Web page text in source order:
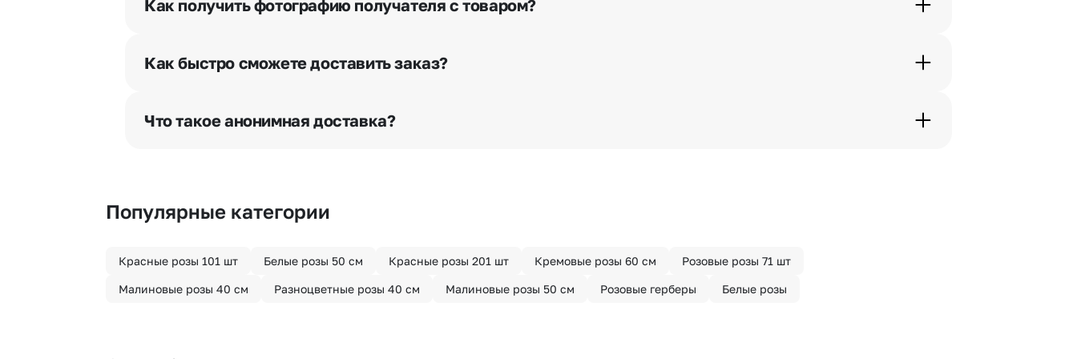
Как получить фотографию получателя с товаром?
разрешения получателя, после чего высылается заказчику на указанный им почтовый адрес в срок от 1 до 3 дней. Услуга
бесплатная.
Как быстро сможете доставить заказ?
часа после оформления заказа.
Что такое анонимная доставка?
Популярные категории
Красные розы 101 шт Белые розы 50 см Красные розы 201 шт Кремовые розы 60 см Розовые розы 71 шт
Малиновые розы 40 см Разноцветные розы 40 см Малиновые розы 50 см Розовые герберы Белые розы